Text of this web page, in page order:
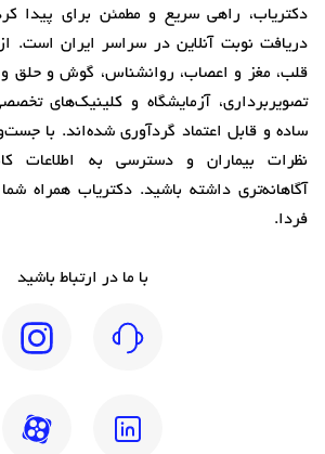
دکتریاب، راهی سریع و مطمئن برای پیدا
دریافت نوبت آنلاین در سراسر ایران است.
قلب، مغز و اعصاب، روانشناس، گوش و حلق و
تصویربرداری، آزمایشگاه و کلینیک‌های
ساده و قابل اعتماد گردآوری شده‌اند. با
نظرات بیماران و دسترسی به اطلاعات
آگاهانه‌تری داشته باشید. دکتریاب همراه
فردا.
با ما در ارتباط باشید